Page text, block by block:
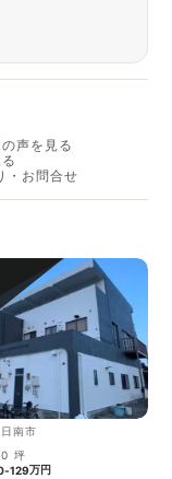
声を見る
・お問合せ
日南市
坪
129万円